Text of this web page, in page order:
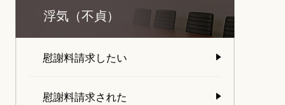
浮気（不貞）
慰謝料請求したい
慰謝料請求された